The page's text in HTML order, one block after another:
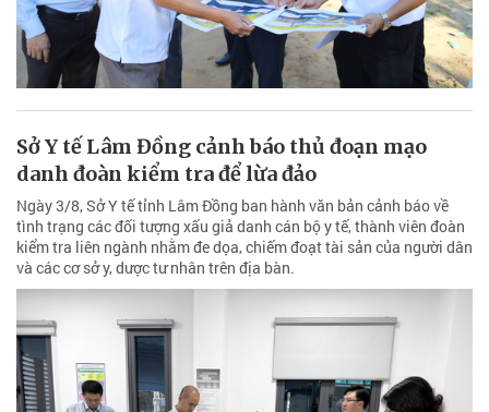
Sở Y tế Lâm Đồng cảnh báo thủ đoạn mạo
danh đoàn kiểm tra để lừa đảo
Ngày 3/8, Sở Y tế tỉnh Lâm Đồng ban hành văn bản cảnh báo về
tình trạng các đối tượng xấu giả danh cán bộ y tế, thành viên đoàn
kiểm tra liên ngành nhằm đe dọa, chiếm đoạt tài sản của người dân
và các cơ sở y, dược tư nhân trên địa bàn.